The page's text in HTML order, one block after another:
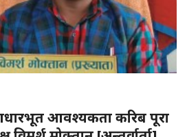
आवश्यकता करिब पूरा